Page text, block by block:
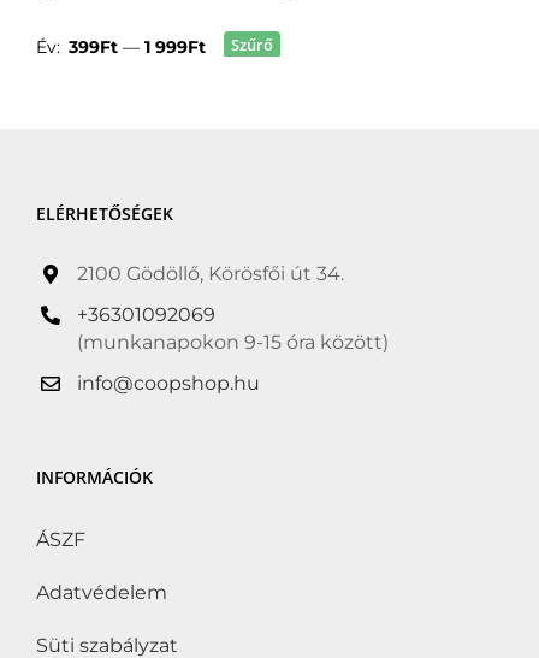
Szűrő
Év: 399Ft — 1 999Ft
ELÉRHETŐSÉGEK
2100 Gödöllő, Körösfői út 34.
+36301092069
(munkanapokon 9-15 óra között)
info@coopshop.hu
INFORMÁCIÓK
ÁSZF
Adatvédelem
Süti szabályzat